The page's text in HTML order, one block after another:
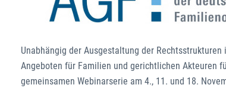
Unabhängig der Ausgestaltung der
Angeboten für Familien und gerichtlichen Akteuren
gemeinsamen Webinarserie am 4., 11. und 18.